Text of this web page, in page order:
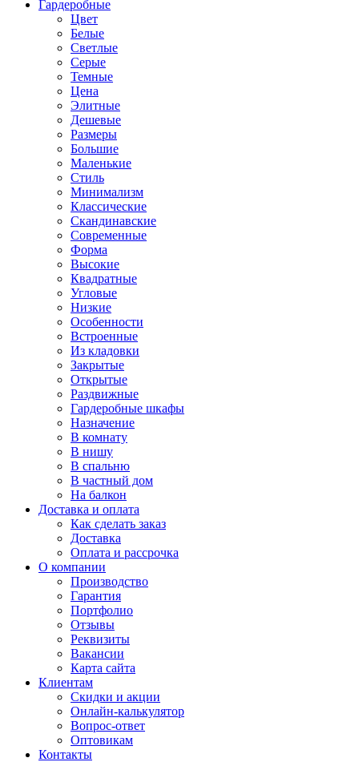
Гардеробные
Цвет
Белые
Светлые
Серые
Темные
Цена
Элитные
Дешевые
Размеры
Большие
Маленькие
Стиль
Минимализм
Классические
Скандинавские
Современные
Форма
Высокие
Квадратные
Угловые
Низкие
Особенности
Встроенные
Из кладовки
Закрытые
Открытые
Раздвижные
Гардеробные шкафы
Назначение
В комнату
В нишу
В спальню
В частный дом
На балкон
Доставка и оплата
Как сделать заказ
Доставка
Оплата и рассрочка
О компании
Производство
Гарантия
Портфолио
Отзывы
Реквизиты
Вакансии
Карта сайта
Клиентам
Скидки и акции
Онлайн-калькулятор
Вопрос-ответ
Оптовикам
Контакты